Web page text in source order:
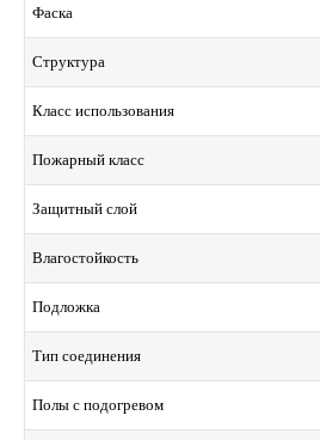
Фаска
Структура
Класс использования
Пожарный класс
Защитный слой
Влагостойкость
Подложка
Тип соединения
Полы с подогревом